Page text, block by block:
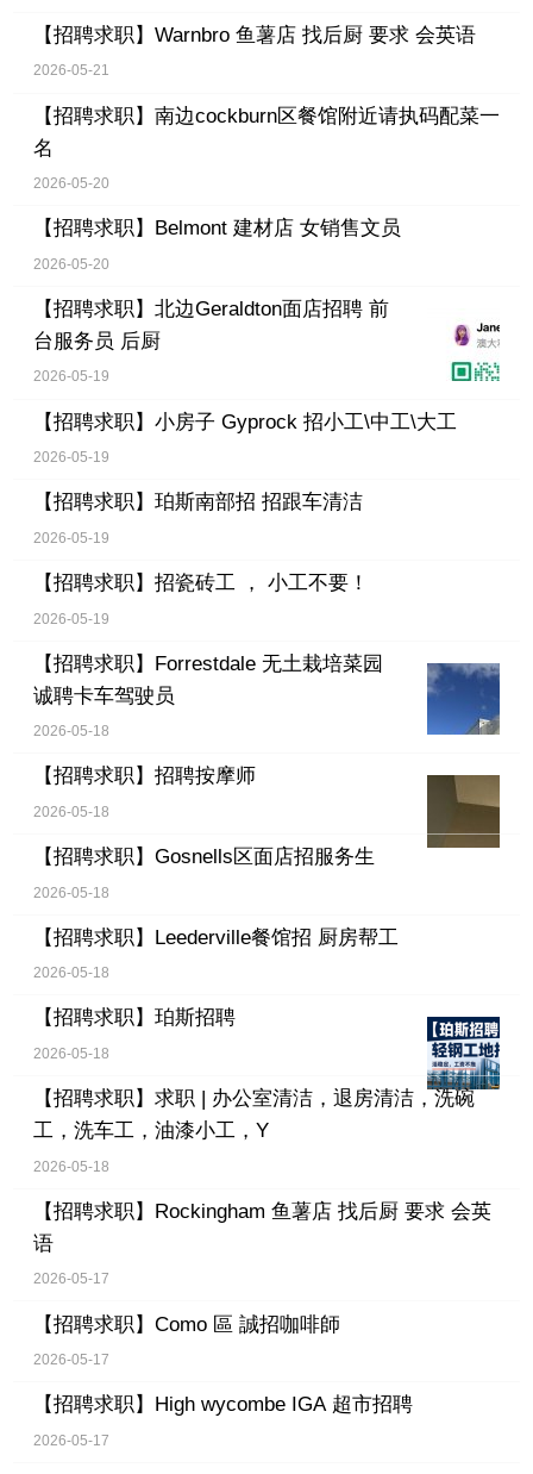
【招聘求职】 Warnbro 鱼薯店 找后厨 要求 会英语
2026-05-21
【招聘求职】 南边cockburn区餐馆附近请执码配菜一
名
2026-05-20
【招聘求职】 Belmont 建材店 女销售文员
2026-05-20
【招聘求职】 北边Geraldton面店招聘 前
台服务员 后厨
2026-05-19
【招聘求职】 小房子 Gyprock 招小工\中工\大工
2026-05-19
【招聘求职】 珀斯南部招 招跟车清洁
2026-05-19
【招聘求职】 招瓷砖工 ， 小工不要！
2026-05-19
【招聘求职】 Forrestdale 无土栽培菜园
诚聘卡车驾驶员
2026-05-18
【招聘求职】 招聘按摩师
2026-05-18
【招聘求职】 Gosnells区面店招服务生
2026-05-18
【招聘求职】 Leederville餐馆招 厨房帮工
2026-05-18
【招聘求职】 珀斯招聘
2026-05-18
【招聘求职】 求职 | 办公室清洁，退房清洁，洗碗
工，洗车工，油漆小工，Y
2026-05-18
【招聘求职】 Rockingham 鱼薯店 找后厨 要求 会英
语
2026-05-17
【招聘求职】 Como 區 誠招咖啡師
2026-05-17
【招聘求职】 High wycombe IGA 超市招聘
2026-05-17